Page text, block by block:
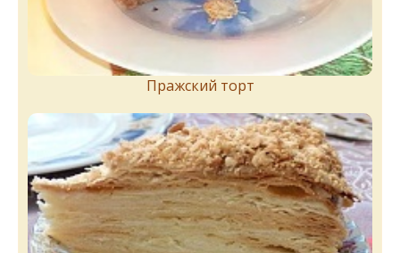
Пражский торт